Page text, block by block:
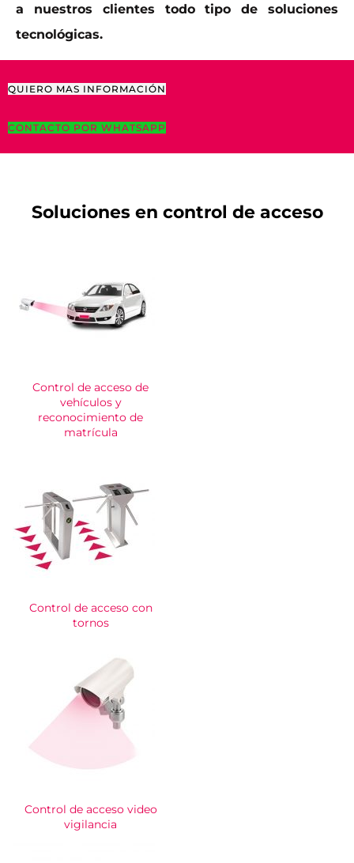
a nuestros clientes todo tipo de soluciones
tecnológicas.
QUIERO MAS INFORMACIÓN
CONTACTO POR WHATSAPP
Soluciones en control de acceso
Control de acceso de
vehículos y
reconocimiento de
matrícula
Control de acceso con
tornos
Control de acceso video
vigilancia